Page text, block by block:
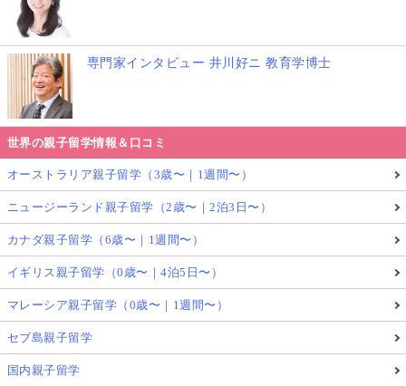
専門家インタビュー 井川好ニ 教育学博士
世界の親子留学情報＆口コミ
オーストラリア親子留学（3歳〜｜1週間〜）
ニュージーランド親子留学（2歳〜｜2泊3日〜）
カナダ親子留学（6歳〜｜1週間〜）
イギリス親子留学（0歳〜｜4泊5日〜）
マレーシア親子留学（0歳〜｜1週間〜）
セブ島親子留学
国内親子留学